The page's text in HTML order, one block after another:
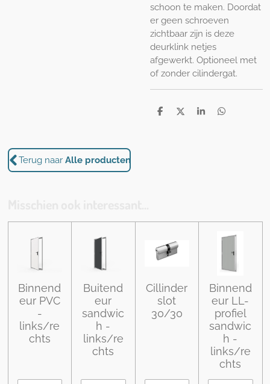
schoon te maken. Doordat
er geen schroeven
zichtbaar zijn is deze
deurklink netjes
afgewerkt. Optioneel met
of zonder cilindergat.
D
D
S
D
Terug naarAlle producten
Binnend
eur PVC
-
links/re
chts
Buitend
eur
sandwic
h -
links/re
chts
Cillinder
slot
30/30
Binnend
eur LL-
profiel
sandwic
h -
links/re
chts